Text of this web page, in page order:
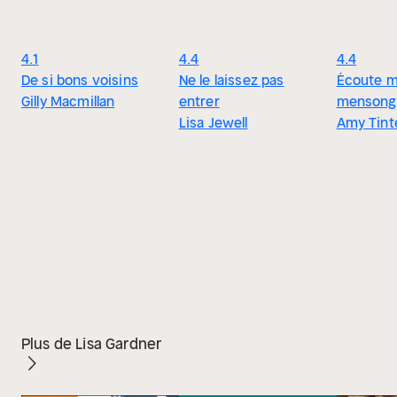
4.1
De si bons voisins
Gilly Macmillan
4.4
Ne le laissez pas
entrer
Lisa Jewell
4.4
Écoute
Amy
Plus de Lisa Gardner